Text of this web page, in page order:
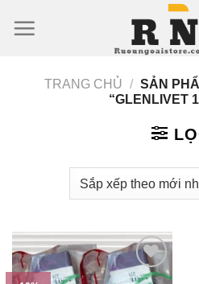
qua
TRANG CHỦ / SẢN
“GLENLIVET